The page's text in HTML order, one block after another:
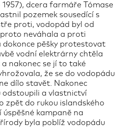
1957), dcera farmáře Tómase
pozemek sousedící s
proti, vodopád byl od
neváhala a proti
dokonce pěšky protestovat
vodní elektrárny chtěla
nakonec se jí to také
že se do vodopádu
dílo stavět. Nakonec
a vlastnictví
zpět do rukou islandského
úspěšné kampaně na
byla poblíž vodopádu